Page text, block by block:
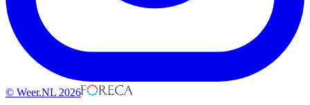
© Weer.NL 2026